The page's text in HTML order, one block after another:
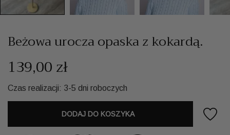
Beżowa urocza opaska z kokardą.
139,00 zł
Czas realizacji: 3-5 dni roboczych
DODAJ DO KOSZYKA